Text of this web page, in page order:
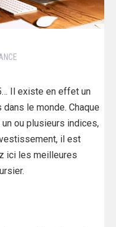
Il existe en effet un
le monde. Chaque
ou plusieurs indices,
il est
ici les meilleures